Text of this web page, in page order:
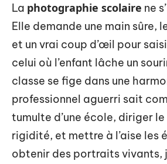
La photographie scolaire ne
Elle demande une main sûre,
et un vrai coup d’œil pour
celui où l’enfant lâche un
classe se fige dans une
professionnel aguerri sait
tumulte d’une école, diriger
rigidité, et mettre à l’aise les
obtenir des portraits vivants,